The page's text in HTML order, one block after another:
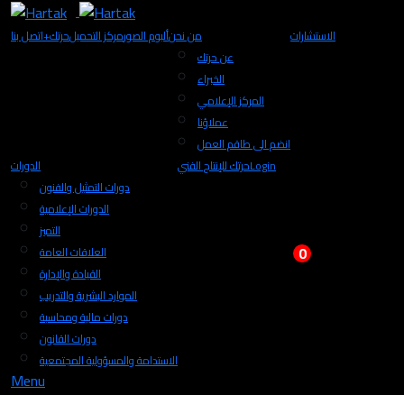
اتصل بنا +حرتكمركز التحميلألبوم الصورمن نحن
عن حرتك
الخبراء
المركز الإعلامي
عملاؤنا
انضم الى طاقم العمل
الاستشارات
الدورات
دورات التمثيل والفنون
الدورات الإعلامية
التميز
العلاقات العامة
القيادة والإدارة
الموارد البشرية والتدريب
دورات مالية ومحاسبة
دورات القانون
الاستدامة والمسؤولية المجتمعية
حرتك للإنتاج الفنيLogin
0
Menu